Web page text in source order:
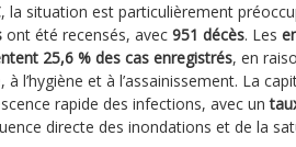
, la situation est particulièrement
ont été recensés, avec 951 décès. Les
25,6 % des cas enregistrés, en
à l’hygiène et à l’assainissement. La
rapide des infections, avec un
directe des inondations et de la